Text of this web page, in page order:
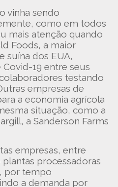
vinha sendo
como em todos
mais atenção quando
Foods, a maior
suína dos EUA,
19 entre seus
testando
empresas de
a economia agrícola
situação, como a
a Sanderson Farms
empresas, entre
processadoras
por tempo
a demanda por